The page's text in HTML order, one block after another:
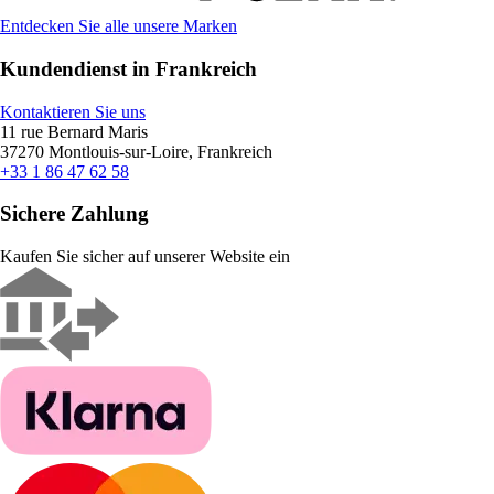
Entdecken Sie alle unsere Marken
Kundendienst in Frankreich
Kontaktieren Sie uns
11 rue Bernard Maris
37270 Montlouis-sur-Loire, Frankreich
+33 1 86 47 62 58
Sichere Zahlung
Kaufen Sie sicher auf unserer Website ein